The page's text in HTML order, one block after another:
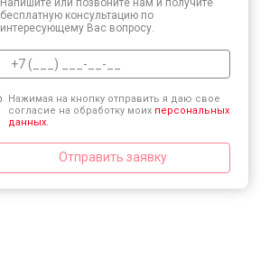
бесплатную консультацию по
интересующему Вас вопросу.
Нажимая на кнопку отправить я даю свое
согласие на обработку моих персональных
данных.
Отправить заявку